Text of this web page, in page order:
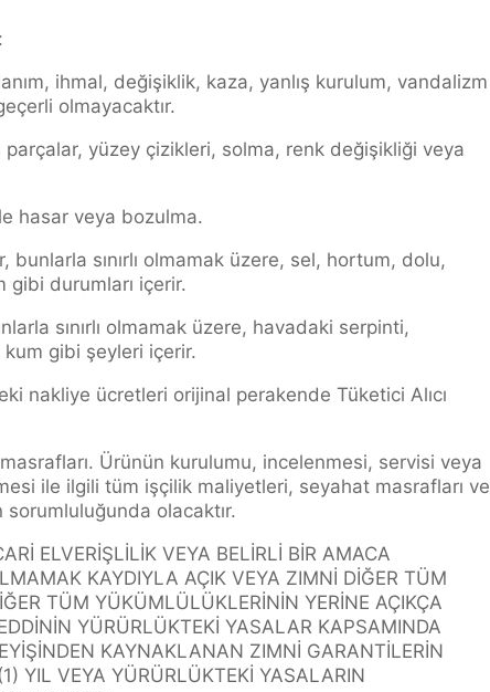
ihmal, değişiklik, kaza, yanlış kurulum, vandalizm
olmayacaktır.
yüzey çizikleri, solma, renk değişikliği veya
hasar veya bozulma.
sınırlı olmamak üzere, sel, hortum, dolu,
gibi durumları içerir.
sınırlı olmamak üzere, havadaki serpinti,
gibi şeyleri içerir.
nakliye ücretleri orijinal perakende Tüketici Alıcı
Ürünün kurulumu, incelenmesi, servisi veya
ile ilgili tüm işçilik maliyetleri, seyahat masrafları ve
sorumluluğunda olacaktır.
ELVERİŞLİLİK VEYA BELİRLİ BİR AMACA
KAYDIYLA AÇIK VEYA ZIMNİ DİĞER TÜM
TÜM YÜKÜMLÜLÜKLERİNİN YERİNE AÇIKÇA
YÜRÜRLÜKTEKİ YASALAR KAPSAMINDA
KAYNAKLANAN ZIMNİ GARANTİLERİN
YIL VEYA YÜRÜRLÜKTEKİ YASALARIN